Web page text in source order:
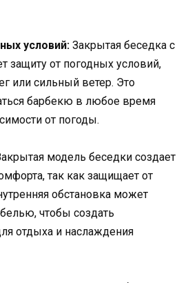
условий: Закрытая беседка с
защиту от погодных условий,
или сильный ветер. Это
барбекю в любое время
от погоды.
модель беседки создает
так как защищает от
обстановка может
чтобы создать
отдыха и наслаждения